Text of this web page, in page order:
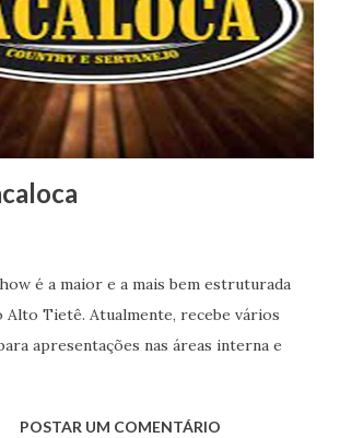
é a maior e a mais bem estruturada
Alto Tietê. Atualmente, recebe vários
apresentações nas áreas interna e
POSTAR UM COMENTÁRIO